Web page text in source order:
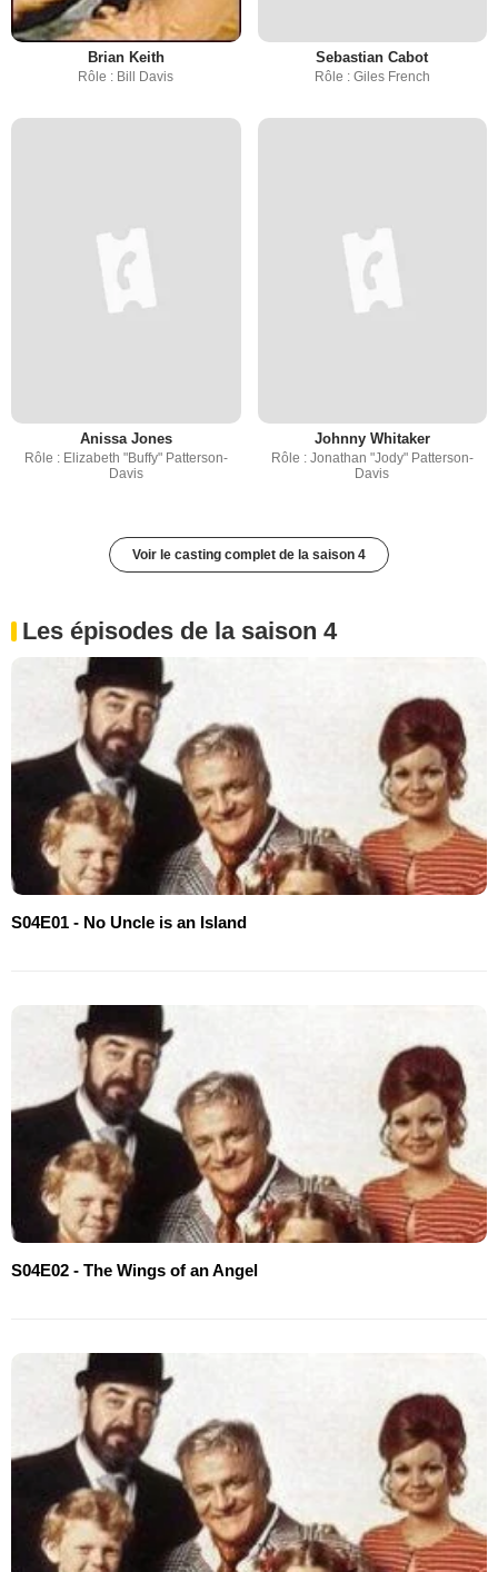
Brian Keith
Rôle : Bill Davis
Sebastian Cabot
Rôle : Giles French
Anissa Jones
Rôle : Elizabeth "Buffy" Patterson-
Davis
Johnny Whitaker
Rôle : Jonathan "Jody" Patterson-
Davis
Voir le casting complet de la saison 4
Les épisodes de la saison 4
S04E01 - No Uncle is an Island
S04E02 - The Wings of an Angel